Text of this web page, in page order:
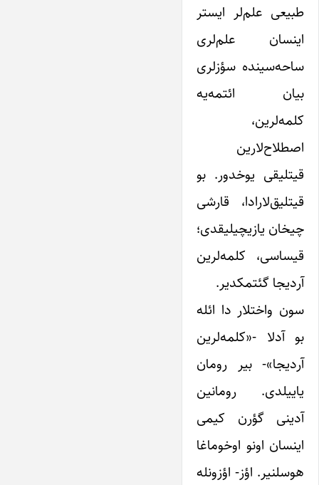
طبیعی علم‌لر ایستر
اینسان علم‌لری
ساحه‌سینده سؤزلری
بیان ائتمه‌یه
کلمه‌لرین،
اصطلاح‌لارین
قیتلیقی یوخدور. بو
قیتلیق‌لارادا، قارشی
چیخان یازیچیلیقدی؛
قیساسی، کلمه‌لرین
آردیجا گئتمکدیر.
سون واختلار دا ائله
بو آدلا -«کلمه‌لرین
آردیجا»- بیر رومان
یاییلدی. رومانین
آدینی گؤرن کیمی
اینسان اونو اوخوماغا
هوسلنیر. اؤز- اؤزونله